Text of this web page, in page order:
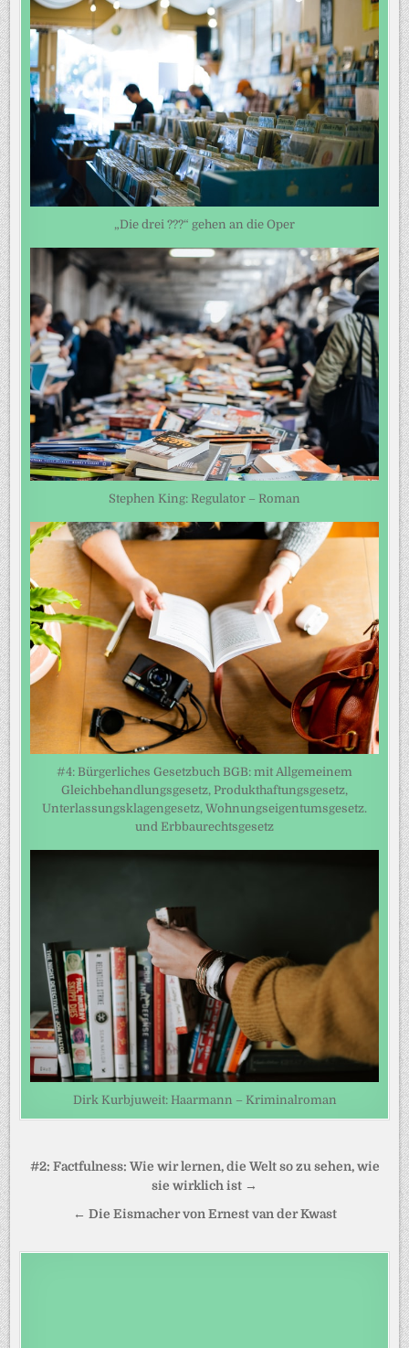
„Die drei ???“ gehen an die Oper
Stephen King: Regulator – Roman
#4: Bürgerliches Gesetzbuch BGB: mit Allgemeinem
Gleichbehandlungsgesetz, Produkthaftungsgesetz,
Unterlassungsklagengesetz, Wohnungseigentumsgesetz.
und Erbbaurechtsgesetz
Dirk Kurbjuweit: Haarmann – Kriminalroman
Beitragsnavigation
#2: Factfulness: Wie wir lernen, die Welt so zu sehen, wie
sie wirklich ist →
← Die Eismacher von Ernest van der Kwast